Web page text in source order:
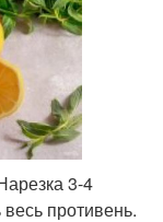
3-4
противень.